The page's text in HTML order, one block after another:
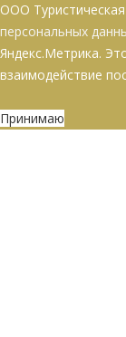
ООО
персональных
Яндекс.Метрика.
взаимодействие
Принимаю